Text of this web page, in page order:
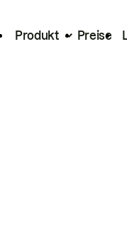
Produkt Preise